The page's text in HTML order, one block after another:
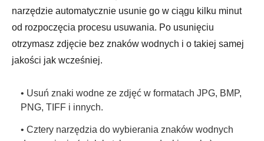
narzędzie automatycznie usunie go w ciągu kilku minut
od rozpoczęcia procesu usuwania. Po usunięciu
otrzymasz zdjęcie bez znaków wodnych i o takiej samej
jakości jak wcześniej.
• Usuń znaki wodne ze zdjęć w formatach JPG, BMP,
PNG, TIFF i innych.
• Cztery narzędzia do wybierania znaków wodnych